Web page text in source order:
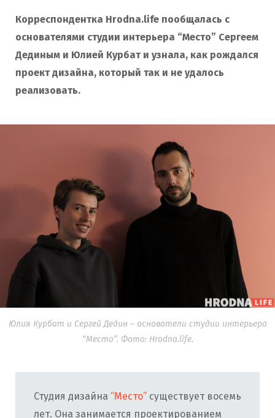
Корреспондентка Hrodna.life пообщалась с
основателями студии интерьера “Место” Сергеем
Дединым и Юлией Курбат и узнала, как рождался
проект дизайна, который так и не удалось
реализовать.
Юлия Курбат и Сергей Дедин – основатели студии интерьера
“Место”. Фото: Hrodna.life.
Студия дизайна “Место” существует восемь
лет. Она занимается проектированием